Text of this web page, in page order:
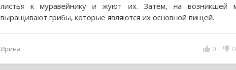
листья к муравейнику и жуют их. Затем, на возникшей
выращивают грибы, которые являются их основной пищей.
Ирина 0
0